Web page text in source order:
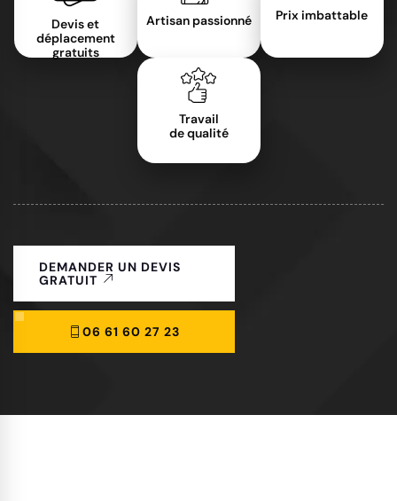
Devis et
déplacement
gratuits
Artisan passionné Prix imbattable
Travail
de qualité
DEMANDER UN DEVIS
GRATUIT
06 61 60 27 23